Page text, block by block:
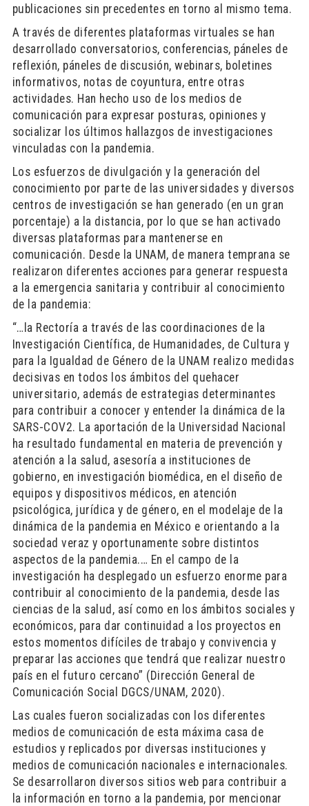
publicaciones sin precedentes en torno al mismo tema.
A través de diferentes plataformas virtuales se han
desarrollado conversatorios, conferencias, páneles de
reflexión, páneles de discusión, webinars, boletines
informativos, notas de coyuntura, entre otras
actividades. Han hecho uso de los medios de
comunicación para expresar posturas, opiniones y
socializar los últimos hallazgos de investigaciones
vinculadas con la pandemia.
Los esfuerzos de divulgación y la generación del
conocimiento por parte de las universidades y diversos
centros de investigación se han generado (en un gran
porcentaje) a la distancia, por lo que se han activado
diversas plataformas para mantenerse en
comunicación. Desde la UNAM, de manera temprana se
realizaron diferentes acciones para generar respuesta
a la emergencia sanitaria y contribuir al conocimiento
de la pandemia:
“…la Rectoría a través de las coordinaciones de la
Investigación Científica, de Humanidades, de Cultura y
para la Igualdad de Género de la UNAM realizo medidas
decisivas en todos los ámbitos del quehacer
universitario, además de estrategias determinantes
para contribuir a conocer y entender la dinámica de la
SARS-COV2. La aportación de la Universidad Nacional
ha resultado fundamental en materia de prevención y
atención a la salud, asesoría a instituciones de
gobierno, en investigación biomédica, en el diseño de
equipos y dispositivos médicos, en atención
psicológica, jurídica y de género, en el modelaje de la
dinámica de la pandemia en México e orientando a la
sociedad veraz y oportunamente sobre distintos
aspectos de la pandemia.… En el campo de la
investigación ha desplegado un esfuerzo enorme para
contribuir al conocimiento de la pandemia, desde las
ciencias de la salud, así como en los ámbitos sociales y
económicos, para dar continuidad a los proyectos en
estos momentos difíciles de trabajo y convivencia y
preparar las acciones que tendrá que realizar nuestro
país en el futuro cercano” (Dirección General de
Comunicación Social DGCS/UNAM, 2020).
Las cuales fueron socializadas con los diferentes
medios de comunicación de esta máxima casa de
estudios y replicados por diversas instituciones y
medios de comunicación nacionales e internacionales.
Se desarrollaron diversos sitios web para contribuir a
la información en torno a la pandemia, por mencionar